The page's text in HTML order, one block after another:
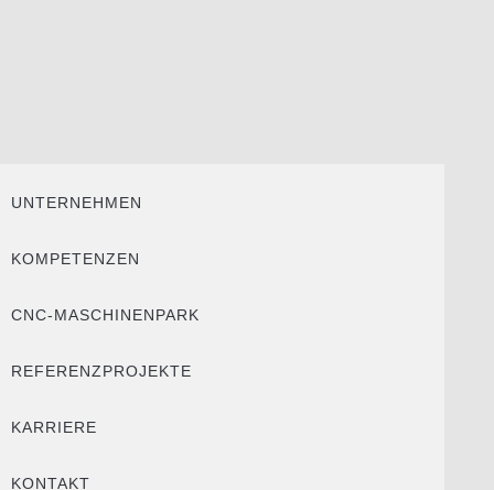
UNTERNEHMEN
KOMPETENZEN
CNC-MASCHINENPARK
REFERENZPROJEKTE
KARRIERE
KONTAKT